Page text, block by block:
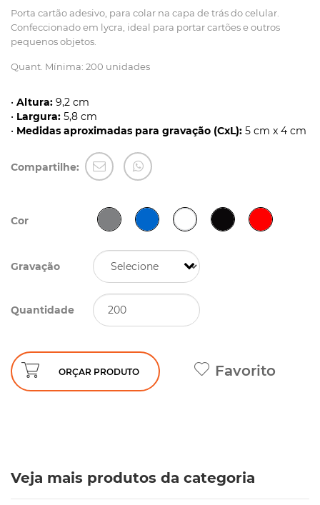
Porta cartão adesivo, para colar na capa de trás do celular.
Confeccionado em lycra, ideal para portar cartões e outros
pequenos objetos.
Quant. Mínima: 200 unidades
• Altura: 9,2 cm
• Largura: 5,8 cm
• Medidas aproximadas para gravação (CxL): 5 cm x 4 cm
Compartilhe:
Cor
Gravação
Quantidade
ORÇAR PRODUTO Favorito
Veja mais produtos da categoria